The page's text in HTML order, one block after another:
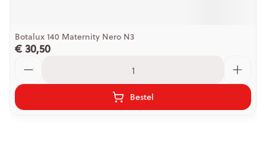
Botalux 140 Maternity Nero N3
€ 30,50
Bestel